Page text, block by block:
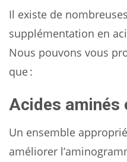
Il existe de
supplémentation en
Nous pouvons vous
que :
Acides aminés
Un ensemble
améliorer